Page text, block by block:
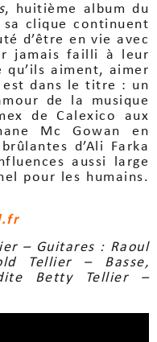
, huitième album du
clique continuent
d’être en vie avec
jamais failli à leur
aiment, aimer
est dans le titre : un
de la musique
de Calexico aux
Mc Gowan en
d’Ali Farka
aussi large
pour les humains.
– Guitares : Raoul
Tellier – Basse,
Betty Tellier –